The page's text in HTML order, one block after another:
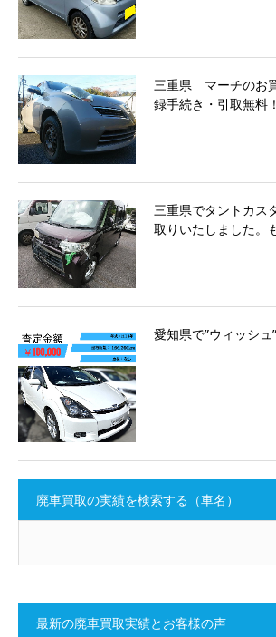
三重県 マーチのお
録手続き・引取無料！
三重県でタントカス
取りいたしました。
愛知県で”ウィッシ
廃車買取の実績を検索する（車名）
最新の廃車買取実績とお客様の声